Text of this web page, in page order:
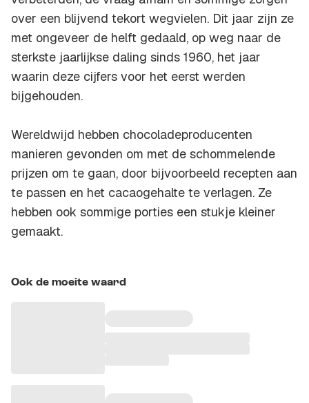
over een blijvend tekort wegvielen. Dit jaar zijn ze
met ongeveer de helft gedaald, op weg naar de
sterkste jaarlijkse daling sinds 1960, het jaar
waarin deze cijfers voor het eerst werden
bijgehouden.
Wereldwijd hebben chocoladeproducenten
manieren gevonden om met de schommelende
prijzen om te gaan, door bijvoorbeeld recepten aan
te passen en het cacaogehalte te verlagen. Ze
hebben ook sommige porties een stukje kleiner
gemaakt.
Ook de moeite waard